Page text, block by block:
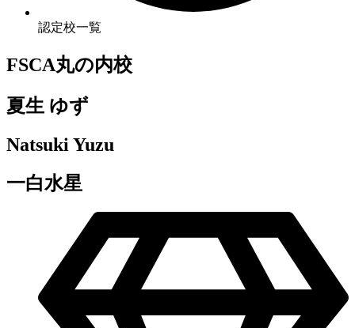
認定校一覧
FSCA丸の内校
夏生 ゆず
Natsuki Yuzu
一白水星